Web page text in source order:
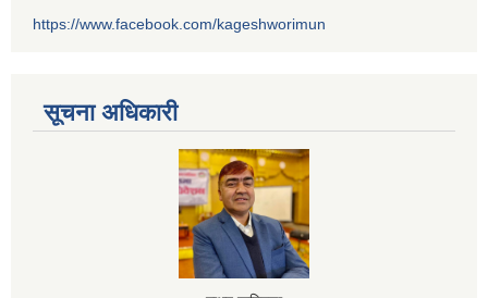
https://www.facebook.com/kageshworimun
सूचना अधिकारी